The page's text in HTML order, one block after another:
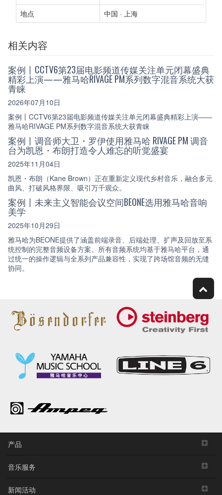
地点
中国 · 上海
相关内容
案例丨CCTV6第23届电影频道传媒关注单元闭幕盛典
精彩上演——雅马哈RIVAGE PM系列数字混音系统大获
青睐
2026年07月10日
案例丨CCTV6第23届电影频道传媒关注单元闭幕盛典精彩上演——
雅马哈RIVAGE PM系列数字混音系统大获青睐
案例丨调音师大卫・罗伊使用雅马哈 RIVAGE PM 调音
台为凯恩・布朗打造令人难忘的听觉盛宴
2025年11月04日
凯恩・布朗（Kane Brown）正在重新定义现代乡村音乐，融合多元
曲风、打破风格界限、吸引万千观众。
案例丨未来主义智能会议空间BEONE选用雅马哈音响
美学
2025年10月29日
雅马哈为BEONE提供了涵盖前端录音、后端处理、扩声及回放至系
统控制的完整音频设备方案。所有音频系统均基于雅马哈平台，通
过统一的操作逻辑与全系列产品兼容性，实现了跨场馆音频的无缝
协同。
产品
音乐服务
新闻活动